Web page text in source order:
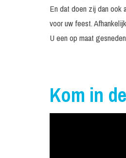
En dat doen zij dan ook
voor uw feest.
U een op maat
Kom in